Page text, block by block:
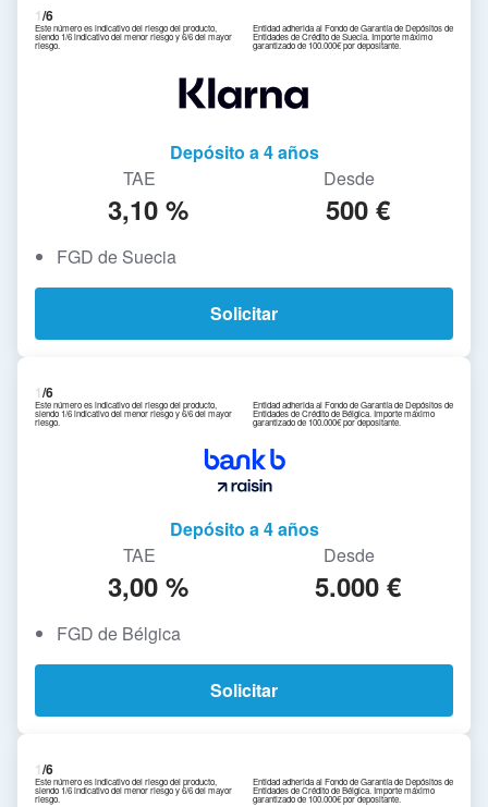
1/6
Este número es indicativo del riesgo del producto,
siendo 1/6 indicativo del menor riesgo y 6/6 del mayor
riesgo.
Entidad adherida al Fondo de Garantía de Depósitos de
Entidades de Crédito de Suecia. Importe máximo
garantizado de 100.000€ por depositante.
Depósito a 4 años
TAE
3,10 %
Desde
500 €
FGD de Suecia
Solicitar
1/6
Este número es indicativo del riesgo del producto,
siendo 1/6 indicativo del menor riesgo y 6/6 del mayor
riesgo.
Entidad adherida al Fondo de Garantía de Depósitos de
Entidades de Crédito de Bélgica. Importe máximo
garantizado de 100.000€ por depositante.
Depósito a 4 años
TAE
3,00 %
Desde
5.000 €
FGD de Bélgica
Solicitar
1/6
Este número es indicativo del riesgo del producto,
siendo 1/6 indicativo del menor riesgo y 6/6 del mayor
riesgo.
Entidad adherida al Fondo de Garantía de Depósitos de
Entidades de Crédito de Bélgica. Importe máximo
garantizado de 100.000€ por depositante.